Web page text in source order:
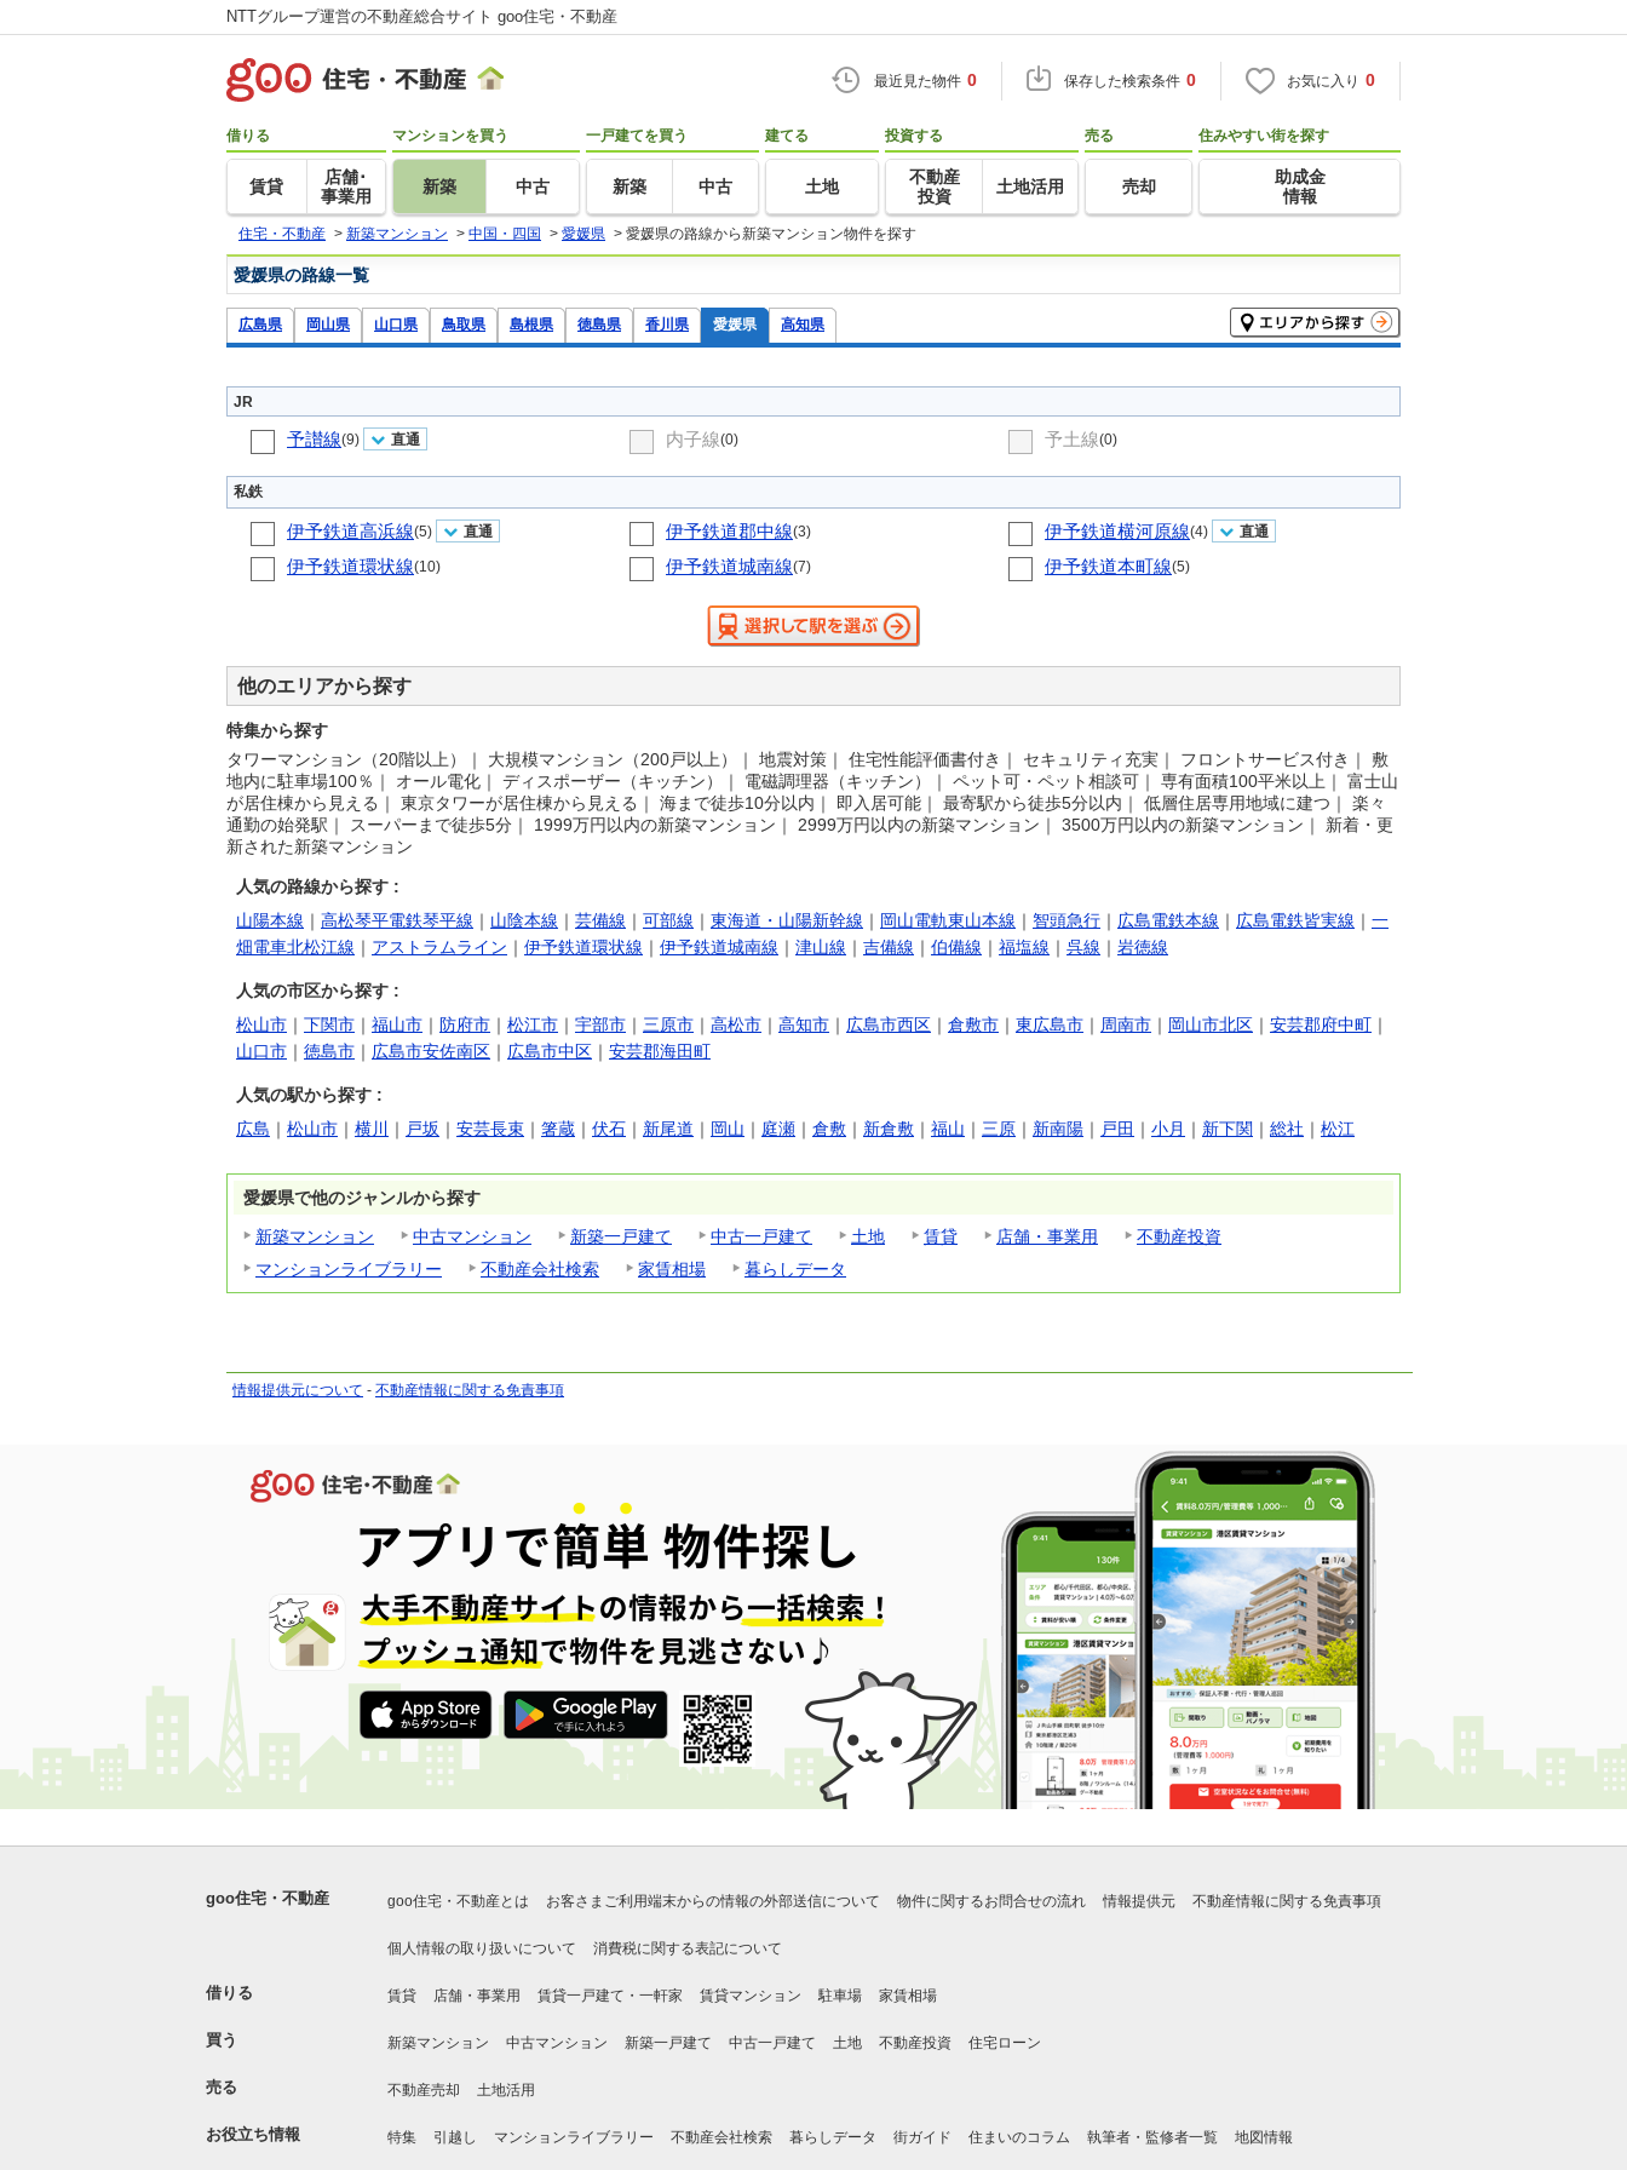
NTTグループ運営の不動産総合サイト goo住宅・不動産
最近見た物件 0 保存した検索条件 0 お気に入り 0
借りる
賃貸
店舗･
事業用
マンションを買う
新築 中古
一戸建てを買う
新築 中古
建てる
土地
投資する
不動産
投資
土地活用
売る
売却
住みやすい街を探す
助成金
情報
住宅・不動産 > 新築マンション > 中国・四国 > 愛媛県 > 愛媛県の路線から新築マンション物件を探す
愛媛県の路線一覧
広島県 岡山県 山口県 鳥取県 島根県 徳島県 香川県 愛媛県 高知県
JR
予讃線(9) 直通 内子線(0) 予土線(0)
私鉄
伊予鉄道高浜線(5) 直通 伊予鉄道郡中線(3) 伊予鉄道横河原線(4) 直通
伊予鉄道環状線(10) 伊予鉄道城南線(7) 伊予鉄道本町線(5)
他のエリアから探す
特集から探す
タワーマンション（20階以上）
｜ 大規模マンション（200戸以上） ｜ 地震対策 ｜ 住宅性能評価書付き ｜ セキュリティ充実 ｜ フロントサービス付き ｜ 敷
地内に駐車場100％ ｜ オール電化 ｜ ディスポーザー（キッチン） ｜ 電磁調理器（キッチン） ｜ ペット可・ペット相談可 ｜ 専有面積100平米以上 ｜ 富士山
が居住棟から見える ｜ 東京タワーが居住棟から見える ｜ 海まで徒歩10分以内 ｜ 即入居可能 ｜ 最寄駅から徒歩5分以内 ｜ 低層住居専用地域に建つ ｜ 楽々
通勤の始発駅 ｜ スーパーまで徒歩5分 ｜ 1999万円以内の新築マンション ｜ 2999万円以内の新築マンション ｜ 3500万円以内の新築マンション ｜ 新着・更
新された新築マンション
人気の路線から探す :
山陽本線 ｜ 高松琴平電鉄琴平線 ｜ 山陰本線 ｜ 芸備線 ｜ 可部線 ｜ 東海道・山陽新幹線 ｜ 岡山電軌東山本線 ｜ 智頭急行 ｜ 広島電鉄本線 ｜ 広島電鉄皆実線 ｜ 一
畑電車北松江線 ｜ アストラムライン ｜ 伊予鉄道環状線 ｜ 伊予鉄道城南線 ｜ 津山線 ｜ 吉備線 ｜ 伯備線 ｜ 福塩線 ｜ 呉線 ｜ 岩徳線
人気の市区から探す :
松山市 ｜ 下関市 ｜ 福山市 ｜ 防府市 ｜ 松江市 ｜ 宇部市 ｜ 三原市 ｜ 高松市 ｜ 高知市 ｜ 広島市西区 ｜ 倉敷市 ｜ 東広島市 ｜ 周南市 ｜ 岡山市北区 ｜ 安芸郡府中町 ｜
山口市 ｜ 徳島市 ｜ 広島市安佐南区 ｜ 広島市中区 ｜ 安芸郡海田町
人気の駅から探す :
広島 ｜ 松山市 ｜ 横川 ｜ 戸坂 ｜ 安芸長束 ｜ 箸蔵 ｜ 伏石 ｜ 新尾道 ｜ 岡山 ｜ 庭瀬 ｜ 倉敷 ｜ 新倉敷 ｜ 福山 ｜ 三原 ｜ 新南陽 ｜ 戸田 ｜ 小月 ｜ 新下関 ｜ 総社 ｜ 松江
愛媛県で他のジャンルから探す
新築マンション
中古マンション 新築一戸建て 中古一戸建て 土地 賃貸 店舗・事業用
不動産投資
マンションライブラリー
不動産会社検索 家賃相場 暮らしデータ
情報提供元について - 不動産情報に関する免責事項
goo住宅・不動産 goo住宅・不動産とは お客さまご利用端末からの情報の外部送信について 物件に関するお問合せの流れ 情報提供元 不動産情報に関する免責事項
個人情報の取り扱いについて 消費税に関する表記について
借りる 賃貸 店舗・事業用 賃貸一戸建て・一軒家 賃貸マンション 駐車場 家賃相場
買う 新築マンション 中古マンション 新築一戸建て 中古一戸建て 土地 不動産投資 住宅ローン
売る 不動産売却 土地活用
お役立ち情報 特集 引越し マンションライブラリー 不動産会社検索 暮らしデータ 街ガイド 住まいのコラム 執筆者・監修者一覧 地図情報